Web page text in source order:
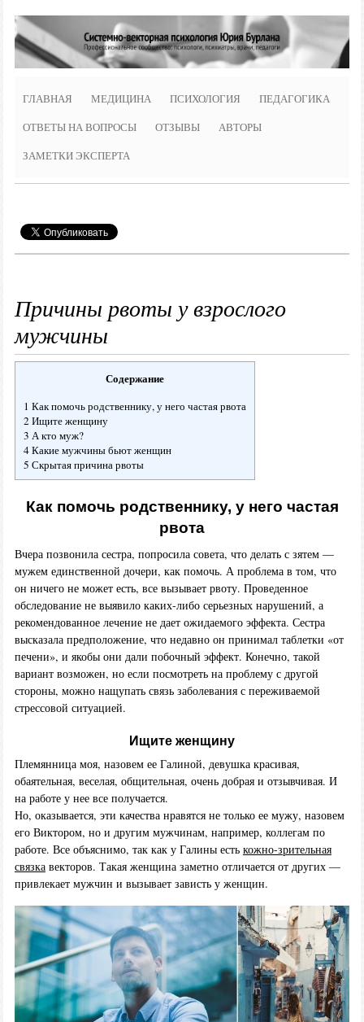
ГЛАВНАЯ МЕДИЦИНА ПСИХОЛОГИЯ ПЕДАГОГИКА
ОТВЕТЫ НА ВОПРОСЫ ОТЗЫВЫ АВТОРЫ
ЗАМЕТКИ ЭКСПЕРТА
Причины рвоты у взрослого
мужчины
Содержание
1 Как помочь родственнику, у него частая рвота
2 Ищите женщину
3 А кто муж?
4 Какие мужчины бьют женщин
5 Скрытая причина рвоты
Как помочь родственнику, у него частая
рвота
Вчера позвонила сестра, попросила совета, что делать с зятем —
мужем единственной дочери, как помочь. А проблема в том, что
он ничего не может есть, все вызывает рвоту. Проведенное
обследование не выявило каких-либо серьезных нарушений, а
рекомендованное лечение не дает ожидаемого эффекта. Сестра
высказала предположение, что недавно он принимал таблетки «от
печени», и якобы они дали побочный эффект. Конечно, такой
вариант возможен, но если посмотреть на проблему с другой
стороны, можно нащупать связь заболевания с переживаемой
стрессовой ситуацией.
Ищите женщину
Племянница моя, назовем ее Галиной, девушка красивая,
обаятельная, веселая, общительная, очень добрая и отзывчивая. И
на работе у нее все получается.
Но, оказывается, эти качества нравятся не только ее мужу, назовем
его Виктором, но и другим мужчинам, например, коллегам по
работе. Все объяснимо, так как у Галины есть кожно-зрительная
связкавекторов. Такая женщина заметно отличается от других —
привлекает мужчин и вызывает зависть у женщин.